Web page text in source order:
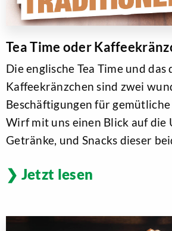
Tea Time oder
Die englische Tea Time und das
Kaffeekränzchen sind zwei
Beschäftigungen für
Wirf mit uns einen Blick auf die
Getränke, und Snacks dieser
Jetzt lesen